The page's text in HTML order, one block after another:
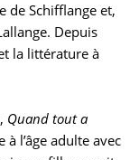
de Schifflange et,
Depuis
la littérature à
Quand tout a
à l’âge adulte avec